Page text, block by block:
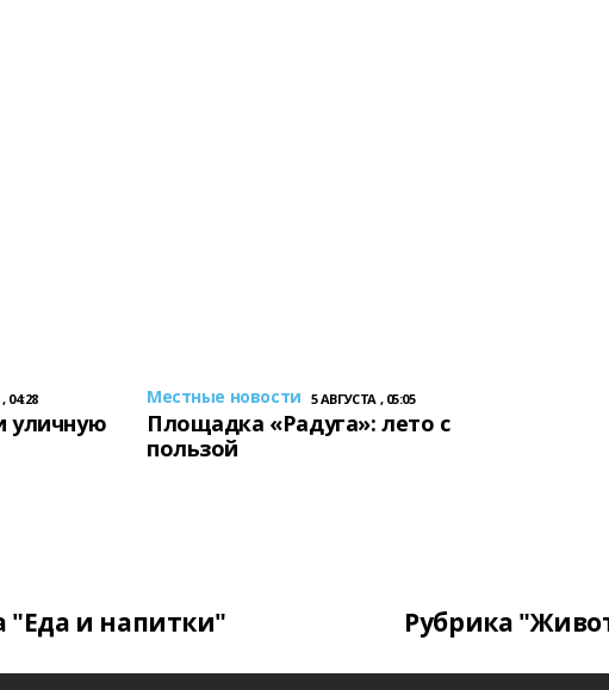
04:28
уличную
Местные новости 5 АВГУСТА , 05:05
Площадка «Радуга»: лето с
пользой
"Еда и напитки" Рубрика